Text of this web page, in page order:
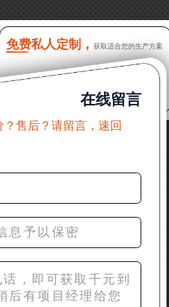
产线出个方案及报价，有什
时产500吨锤破，加工石灰石
破碎设备有吗？给个详细
100吨左右的鄂破和反击破，
磨到200目，用什么磨粉设
免费私人定制， 获取适合您的生产方案
在线留言
售后？请留言，速回